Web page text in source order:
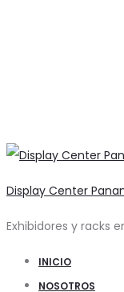
Display Center
Exhibidores y racks
INICIO
NOSOTROS